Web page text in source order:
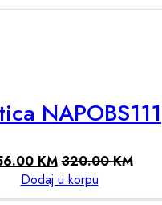
NAPOBS111
KM 320.00KM
Dodaj u korpu